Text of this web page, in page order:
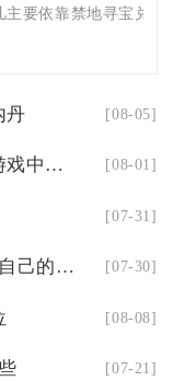
主要依靠禁地寻宝兑
丹 [08-05]
有没有什么秘籍可以在泰拉瑞亚游戏中轻松挖掘秘银 [08-01]
[07-31]
乱斗西游2秒人阵容如何选择适合自己的爆发输出英雄 [07-30]
[08-08]
[07-21]